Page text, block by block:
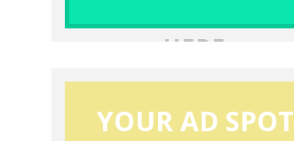
HERE
YOUR AD SPOT